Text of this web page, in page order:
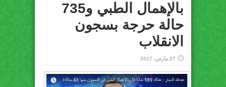
بالإهمال الطبي و735
حالة حرجة بسجون
الانقلاب
27 مارس، 2017